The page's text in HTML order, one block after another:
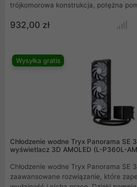
trójkomorowa konstrukcja, potężna
wysokiej jakości wentylatory w
wydajne chłodzenie. Pokrywa pompy
IPS, na którym można np. wyświetlać
932,00 zł
Wysyłka gratis
Chłodzenie wodne Tryx Panorama SE
wyświetlacz 3D AMOLED (L-P360L-
Chłodzenie wodne Tryx Panorama SE
zaawansowane rozwiązanie, które